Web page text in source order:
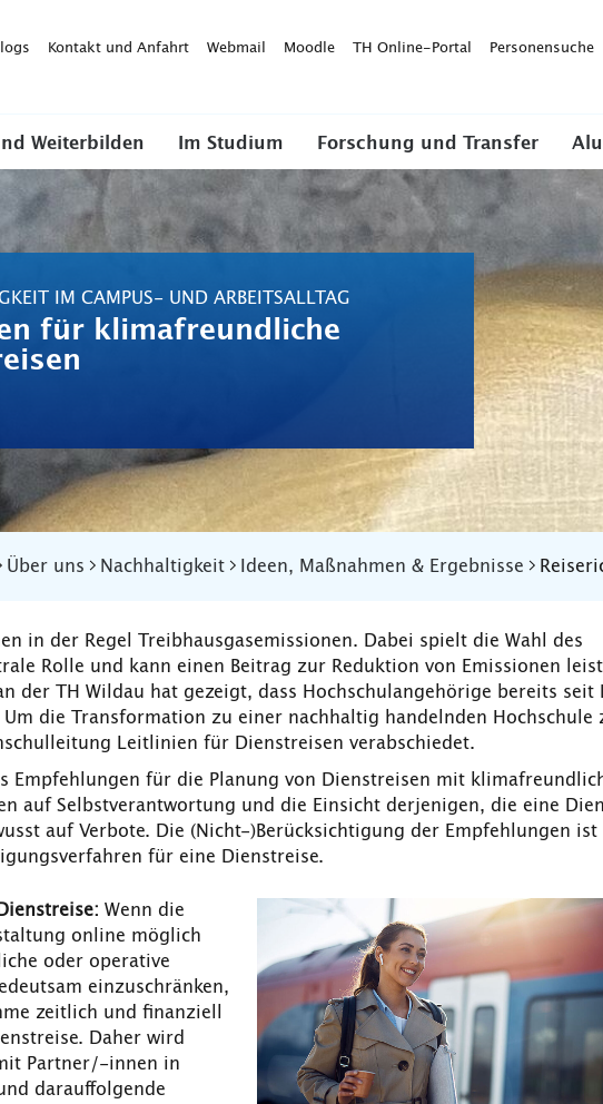
Kontakt und Anfahrt Webmail Moodle TH Online-Portal Personensuche
Weiterbilden Im Studium Forschung und Transfer
IM CAMPUS- UND ARBEITSALLTAG
für klimafreundliche
Über uns Nachhaltigkeit Ideen, Maßnahmen & Ergebnisse
in der Regel Treibhausgasemissionen. Dabei spielt die Wahl des
Rolle und kann einen Beitrag zur Reduktion von Emissionen
der TH Wildau hat gezeigt, dass Hochschulangehörige bereits seit
die Transformation zu einer nachhaltig handelnden Hochschule
Leitlinien für Dienstreisen verabschiedet.
Empfehlungen für die Planung von Dienstreisen mit
auf Selbstverantwortung und die Einsicht derjenigen, die eine
auf Verbote. Die (Nicht-)Berücksichtigung der Empfehlungen ist
für eine Dienstreise.
Wenn die
online möglich
oder operative
einzuschränken,
zeitlich und finanziell
Daher wird
Partner/-innen in
darauffolgende